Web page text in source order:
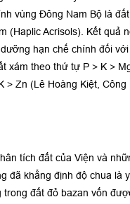
vùng Đông Nam Bộ là
(Haplic Acrisols). Kết quả
hạn chế chính đối
xám theo thứ tự P > K >
> Zn (Lê Hoàng Kiệt, Công
tích đất của Viện và
đã khẳng định độ chua là
đất đỏ bazan vốn